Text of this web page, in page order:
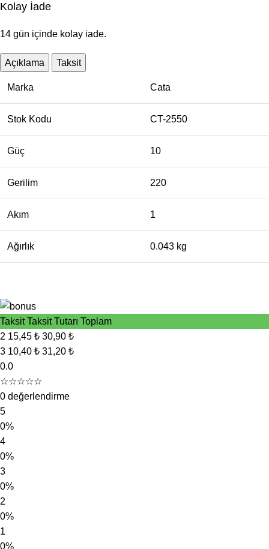
Kolay İade
14 gün içinde kolay iade.
Açıklama Taksit
Marka Cata
Stok Kodu CT-2550
Güç 10
Gerilim 220
Akım 1
Ağırlık 0.043 kg
Taksit Taksit Tutarı Toplam
2 15,45 ₺ 30,90 ₺
3 10,40 ₺ 31,20 ₺
0.0
☆☆☆☆☆
0 değerlendirme
5
0%
4
0%
3
0%
2
0%
1
0%